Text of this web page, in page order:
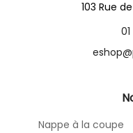
103 Rue
Nappe à la coupe